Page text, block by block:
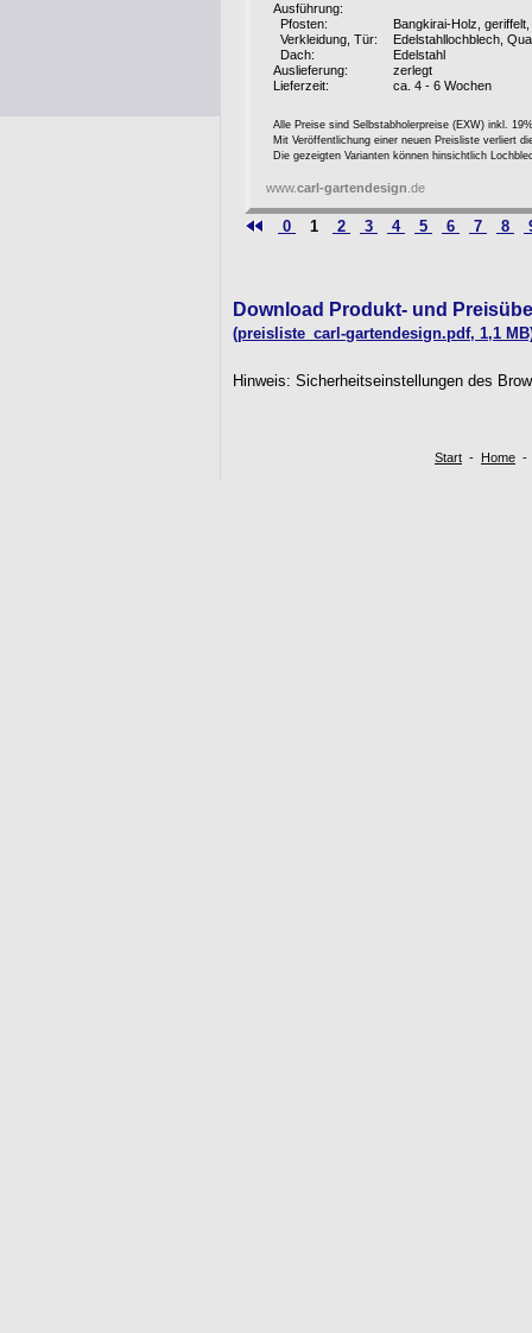
Ausführung:
Pfosten:
Verkleidung, Tür:
Dach:
Auslieferung:
Lieferzeit:
Bangkirai-Holz,
Edelstahllochblech,
Edelstahl
zerlegt
ca. 4 - 6 Wochen
Alle Preise sind Selbstabholerpreise (EXW) inkl.
Mit Veröffentlichung einer neuen Preisliste verliert
Die gezeigten Varianten können hinsichtlich
www.carl-gartendesign .de
0 1 2 3 4 5 6 7 8
Download Produkt- und
(preisliste_carl-gartendesign.pdf, 1,1
Hinweis: Sicherheitseinstellungen des
Start - Home